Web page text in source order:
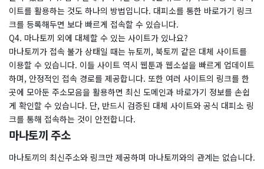
이트를 활용하는 것도 하나의 방법입니다. 대피소를 통한 바로가기 링크
크를 등록해두면 보다 빠르게 접속할 수 있습니다.
Q4. 마나토끼 외에 대체할 수 있는 사이트가 있나요?
마나토끼가 접속 불가 상태일 때는 뉴토끼, 북토끼 같은 대체 사이트를
이용할 수 있습니다. 이들 사이트 역시 웹툰과 웹소설을 빠르게 업데이트
하며, 안정적인 접속 경로를 제공합니다. 또한 여러 사이트의 링크를 한
곳에 모아둔 주소모음을 활용하면 최신 도메인과 바로가기 정보를 손쉽
게 확인할 수 있습니다. 단, 반드시 검증된 대체 사이트와 공식 대피소 링
크를 통해 접속하는 것이 안전합니다.
마나토끼 주소
마나토끼의 최신주소와 링크만 제공하며 마나토끼와의 관계는 없습니다.